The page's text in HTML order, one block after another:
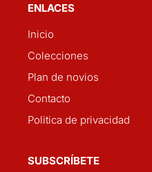
ENLACES
Inicio
Colecciones
Plan de novios
Contacto
Politica de privacidad
SUBSCRÍBETE